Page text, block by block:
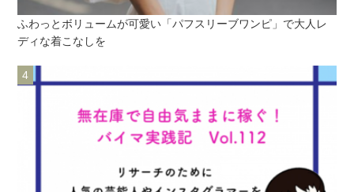
ふわっとボリュームが可愛い「パフスリーブワンピ」で大人レ
ディな着こなしを